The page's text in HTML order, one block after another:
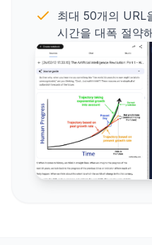
최대 50개의 URL
시간을 대폭 절약